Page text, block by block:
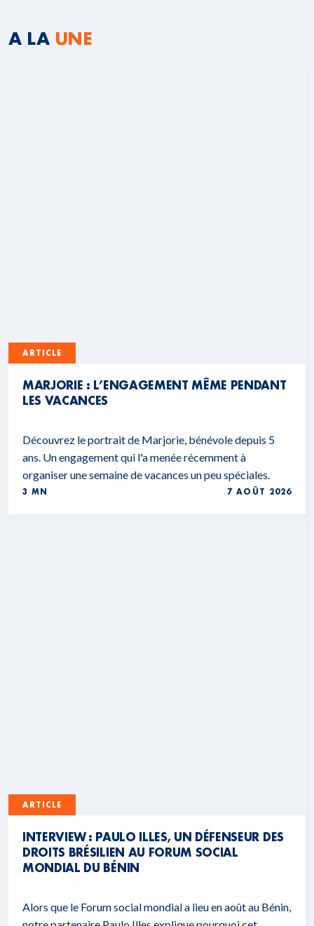
A LA UNE
ARTICLE
MARJORIE : L’ENGAGEMENT MÊME PENDANT
LES VACANCES
Découvrez le portrait de Marjorie, bénévole depuis 5
ans. Un engagement qui l'a menée récemment à
organiser une semaine de vacances un peu spéciales.
3 MN 7 AOÛT 2026
ARTICLE
INTERVIEW : PAULO ILLES, UN DÉFENSEUR DES
DROITS BRÉSILIEN AU FORUM SOCIAL
MONDIAL DU BÉNIN
Alors que le Forum social mondial a lieu en août au Bénin,